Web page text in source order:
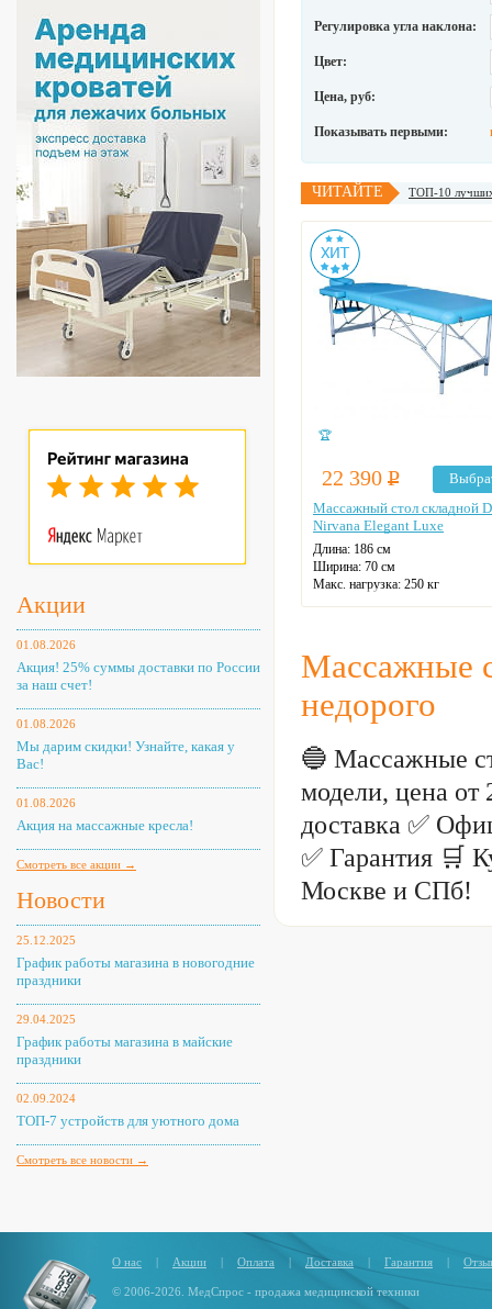
Акции
01.08.2026
Акция! 25% суммы доставки по России
за наш счет!
01.08.2026
Мы дарим скидки! Узнайте, какая у
Вас!
01.08.2026
Акция на массажные кресла!
Смотреть все акции →
Новости
25.12.2025
График работы магазина в новогодние
праздники
29.04.2025
График работы магазина в майские
праздники
02.09.2024
ТОП-7 устройств для уютного дома
Смотреть все новости →
Регулировка угла наклона:
Цвет:
Цена, руб:
Показывать первыми:
ЧИТАЙТЕ ТОП-10 лучших
🏆
22 390 Р
Массажный стол складной
Nirvana Elegant Luxe
Длина: 186 см
Ширина: 70 см
Макс. нагрузка: 250 кг
Регулировка угла наклона
Цвет: на выбор
Массажные
недорого
🔵 Массажные
модели, цена
доставка ✅
✅ Гарантия 🛒
Москве и СПб!
О нас | Акции | Оплата | Доставка | Гарантия |
© 2006-2026. МедСпрос - продажа медицинской техники